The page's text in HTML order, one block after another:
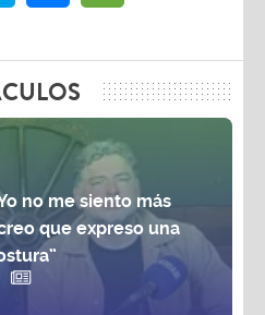
no me siento más
que expreso una